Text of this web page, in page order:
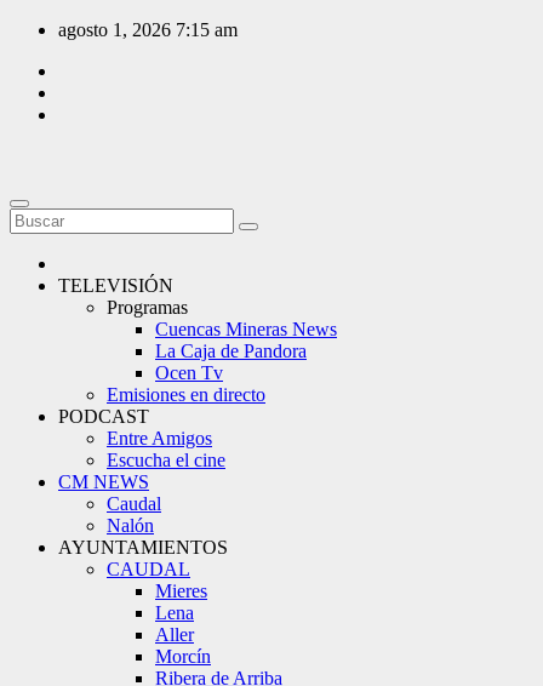
Saltar
contenido
agosto 1, 2026 7:15 am
TELEVISIÓN
Programas
Cuencas Mineras News
La Caja de Pandora
Ocen Tv
Emisiones en directo
PODCAST
Entre Amigos
Escucha el cine
CM NEWS
Caudal
Nalón
AYUNTAMIENTOS
CAUDAL
Mieres
Lena
Aller
Morcín
Ribera de Arriba